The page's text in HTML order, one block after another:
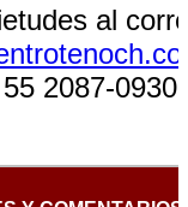
al
2087-0930